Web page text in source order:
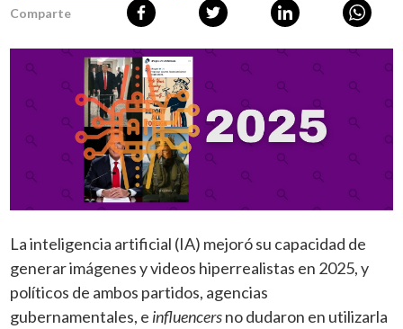
Comparte
La inteligencia artificial (IA) mejoró su capacidad de
generar imágenes y videos hiperrealistas en 2025, y
políticos de ambos partidos, agencias
gubernamentales, e influencersno dudaron en utilizarla